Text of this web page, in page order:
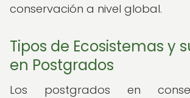
conservación a nivel global.
Tipos de Ecosistemas y
en Postgrados
Los postgrados en